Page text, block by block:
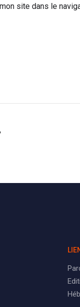
site dans le